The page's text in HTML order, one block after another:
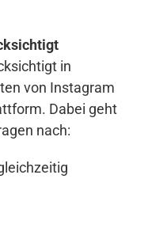
in
von Instagram
Dabei geht
nach: